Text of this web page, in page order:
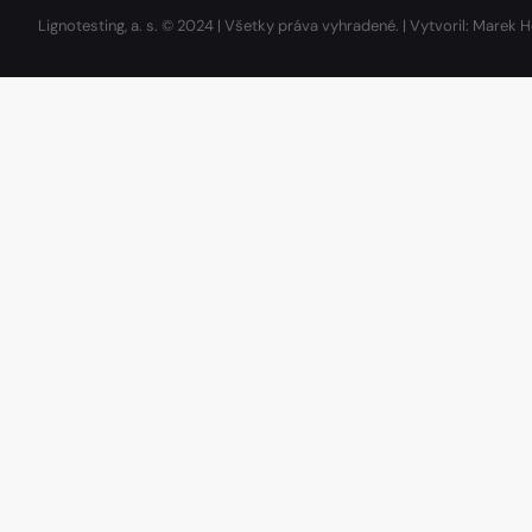
Lignotesting, a. s. © 2024 | Všetky práva vyhradené. | Vytvoril: Marek